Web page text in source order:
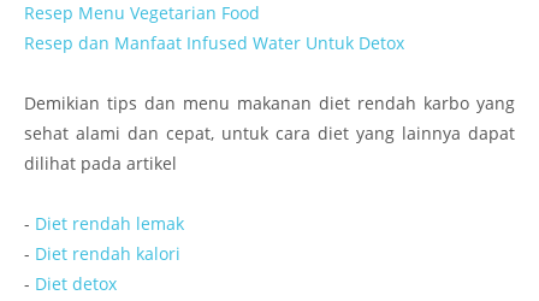
Resep Menu Vegetarian Food
Resep dan Manfaat Infused Water Untuk Detox
Demikian tips dan menu makanan diet rendah karbo yang
sehat alami dan cepat, untuk cara diet yang lainnya dapat
dilihat pada artikel
- Diet rendah lemak
- Diet rendah kalori
- Diet detox